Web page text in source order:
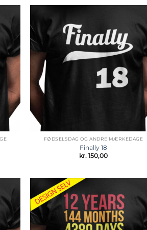
til
Tilføj til
ønskeliste
FØDSELSDAG OG ANDRE MÆRKEDAGE
Finally 18
kr.150,00
til
Tilføj til
ønskeliste